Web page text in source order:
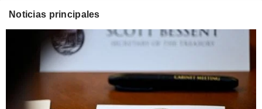
Noticias principales